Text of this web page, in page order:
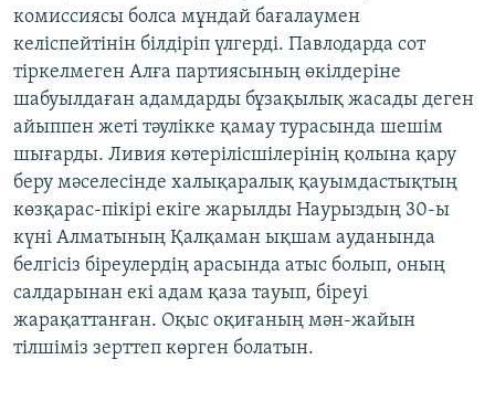
комиссиясы болса мұндай бағалаумен
келіспейтінін білдіріп үлгерді. Павлодарда сот
тіркелмеген Алға партиясының өкілдеріне
шабуылдаған адамдарды бұзақылық жасады деген
айыппен жеті тәулікке қамау турасында шешім
шығарды. Ливия көтерілісшілерінің қолына қару
беру мәселесінде халықаралық қауымдастықтың
көзқарас-пікірі екіге жарылды Наурыздың 30-ы
күні Алматының Қалқаман ықшам ауданында
белгісіз біреулердің арасында атыс болып, оның
салдарынан екі адам қаза тауып, біреуі
жарақаттанған. Оқыс оқиғаның мән-жайын
тілшіміз зерттеп көрген болатын.